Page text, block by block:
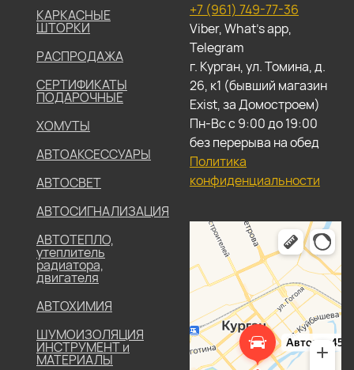
КАРКАСНЫЕ
ШТОРКИ
РАСПРОДАЖА
СЕРТИФИКАТЫ
ПОДАРОЧНЫЕ
ХОМУТЫ
АВТОАКСЕССУАРЫ
АВТОСВЕТ
АВТОСИГНАЛИЗАЦИЯ
АВТОТЕПЛО,
утеплитель
радиатора,
двигателя
АВТОХИМИЯ
ШУМОИЗОЛЯЦИЯ
ИНСТРУМЕНТ и
МАТЕРИАЛЫ
+7 (961) 749-77-36
Viber, What's app,
Telegram
г. Курган, ул. Томина, д.
26, к1 (бывший магазин
Exist, за Домостроем)
Пн-Вс с 9:00 до 19:00
без перерыва на обед
Политика
конфиденциальности